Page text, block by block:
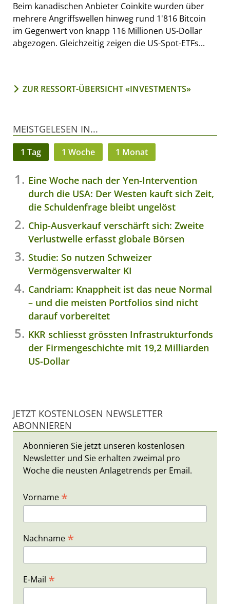
Beim kanadischen Anbieter Coinkite wurden über
mehrere Angriffswellen hinweg rund 1'816 Bitcoin
im Gegenwert von knapp 116 Millionen US-Dollar
abgezogen. Gleichzeitig zeigen die US-Spot-ETFs...
ZUR RESSORT-ÜBERSICHT «INVESTMENTS»
MEISTGELESEN IN...
1 Tag 1 Woche 1 Monat
Eine Woche nach der Yen-Intervention
durch die USA: Der Westen kauft sich Zeit,
die Schuldenfrage bleibt ungelöst
Chip-Ausverkauf verschärft sich: Zweite
Verlustwelle erfasst globale Börsen
Studie: So nutzen Schweizer
Vermögensverwalter KI
Candriam: Knappheit ist das neue Normal
– und die meisten Portfolios sind nicht
darauf vorbereitet
KKR schliesst grössten Infrastrukturfonds
der Firmengeschichte mit 19,2 Milliarden
US-Dollar
JETZT KOSTENLOSEN NEWSLETTER
ABONNIEREN
Abonnieren Sie jetzt unseren kostenlosen
Newsletter und Sie erhalten zweimal pro
Woche die neusten Anlagetrends per Email.
Vorname *
Nachname *
E-Mail *